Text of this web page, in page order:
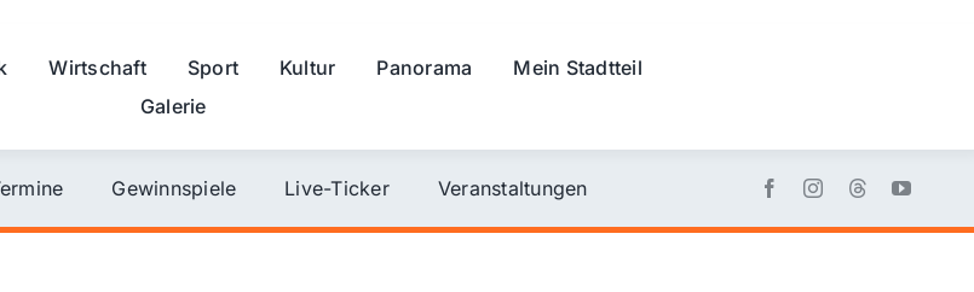
Wirtschaft Sport Kultur Panorama
Mein Stadtteil
Galerie
Gewinnspiele Live-Ticker Veranstaltungen